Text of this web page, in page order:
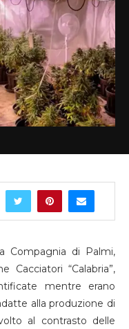
Compagnia di Palmi,
Cacciatori “Calabria”,
mentre erano
alla produzione di
al contrasto delle